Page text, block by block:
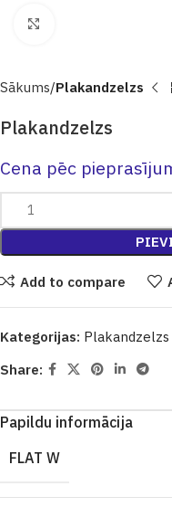
Sākums Plakandzelzs
Plakandzelzs
Cena pēc
Add to compare
Kategorijas: Plakandzelzs
Share:
Papildu informācija
FLAT W